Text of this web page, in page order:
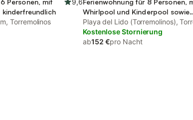
Personen, mit
kinderfreundlich
9,6
Torremolinos
Ferienwohnung für 8 Personen,
Whirlpool und Kinderpool sowie
Garten, mit Haustier
Playa del Lido (Torremolinos),
Kostenlose Stornierung
ab152 €pro Nacht